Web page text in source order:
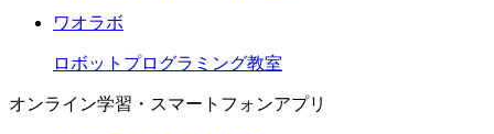
ワオラボ
ロボットプログラミング教室
オンライン学習・スマートフォンアプリ